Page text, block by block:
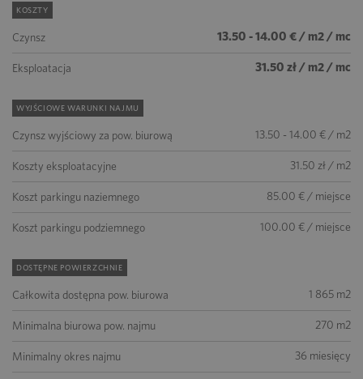
KOSZTY
Czynsz 13.50 - 14.00 € / m2 / mc
Eksploatacja 31.50 zł / m2 / mc
WYJŚCIOWE WARUNKI NAJMU
Czynsz wyjściowy za pow. biurową 13.50 - 14.00 € / m2
Koszty eksploatacyjne 31.50 zł / m2
Koszt parkingu naziemnego 85.00 € / miejsce
Koszt parkingu podziemnego 100.00 € / miejsce
DOSTĘPNE POWIERZCHNIE
Całkowita dostępna pow. biurowa 1 865 m2
Minimalna biurowa pow. najmu 270 m2
Minimalny okres najmu 36 miesięcy